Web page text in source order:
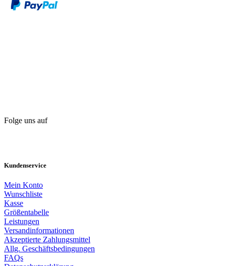
Folge uns auf
Kundenservice
Mein Konto
Wunschliste
Kasse
Größentabelle
Leistungen
Versandinformationen
Akzeptierte Zahlungsmittel
Allg. Geschäftsbedingungen
FAQs